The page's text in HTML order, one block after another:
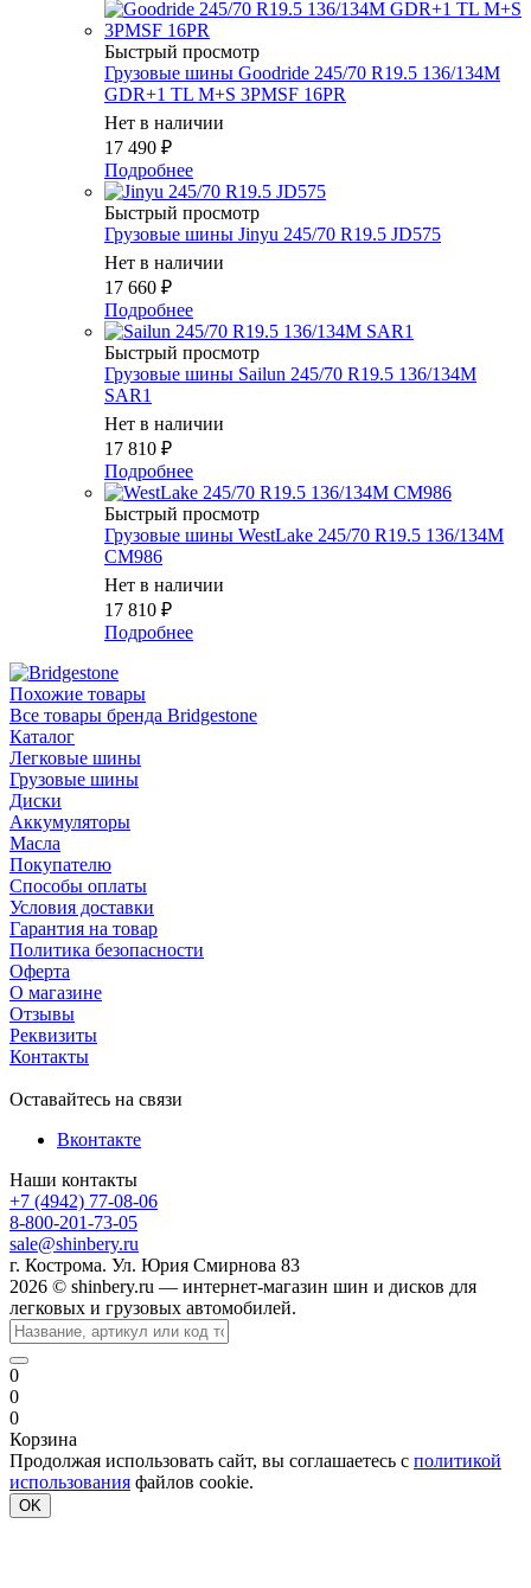
Быстрый просмотр
Грузовые шины Goodride 245/70 R19.5 136/134M
GDR+1 TL M+S 3PMSF 16PR
Нет в наличии
17 490 ₽
Подробнее
Быстрый просмотр
Грузовые шины Jinyu 245/70 R19.5 JD575
Нет в наличии
17 660 ₽
Подробнее
Быстрый просмотр
Грузовые шины Sailun 245/70 R19.5 136/134M
SAR1
Нет в наличии
17 810 ₽
Подробнее
Быстрый просмотр
Грузовые шины WestLake 245/70 R19.5 136/134M
CM986
Нет в наличии
17 810 ₽
Подробнее
Похожие товары
Все товары бренда Bridgestone
Каталог
Легковые шины
Грузовые шины
Диски
Аккумуляторы
Масла
Покупателю
Способы оплаты
Условия доставки
Гарантия на товар
Политика безопасности
Оферта
О магазине
Отзывы
Реквизиты
Контакты
Оставайтесь на связи
Вконтакте
Наши контакты
+7 (4942) 77-08-06
8-800-201-73-05
sale@shinbery.ru
г. Кострома. Ул. Юрия Смирнова 83
2026 © shinbery.ru — интернет-магазин шин и дисков для
легковых и грузовых автомобилей.
0
0
0
Корзина
Продолжая использовать сайт, вы соглашаетесь с политикой
использования файлов cookie.
OK